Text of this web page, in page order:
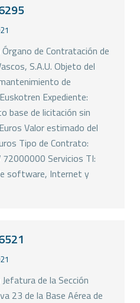
de Contratación de
S.A.U. Objeto del
de
Expediente:
base de licitación sin
Valor estimado del
Tipo de Contrato:
72000000 Servicios TI:
software, Internet y
de la Sección
23 de la Base Aérea de